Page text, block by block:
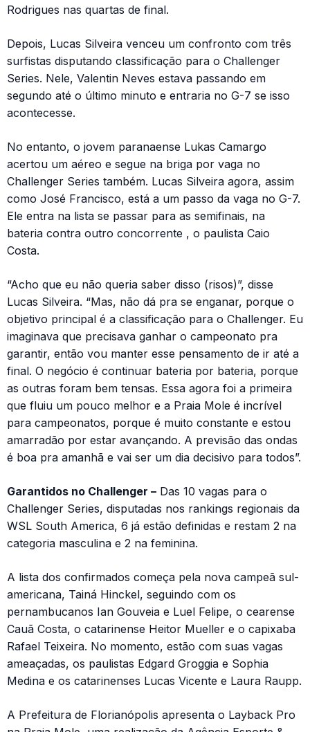
Rodrigues nas quartas de final.
Depois, Lucas Silveira venceu um confronto com três
surfistas disputando classificação para o Challenger
Series. Nele, Valentin Neves estava passando em
segundo até o último minuto e entraria no G-7 se isso
acontecesse.
No entanto, o jovem paranaense Lukas Camargo
acertou um aéreo e segue na briga por vaga no
Challenger Series também. Lucas Silveira agora, assim
como José Francisco, está a um passo da vaga no G-7.
Ele entra na lista se passar para as semifinais, na
bateria contra outro concorrente , o paulista Caio
Costa.
“Acho que eu não queria saber disso (risos)”, disse
Lucas Silveira. “Mas, não dá pra se enganar, porque o
objetivo principal é a classificação para o Challenger. Eu
imaginava que precisava ganhar o campeonato pra
garantir, então vou manter esse pensamento de ir até a
final. O negócio é continuar bateria por bateria, porque
as outras foram bem tensas. Essa agora foi a primeira
que fluiu um pouco melhor e a Praia Mole é incrível
para campeonatos, porque é muito constante e estou
amarradão por estar avançando. A previsão das ondas
é boa pra amanhã e vai ser um dia decisivo para todos”.
Garantidos no Challenger – Das 10 vagas para o
Challenger Series, disputadas nos rankings regionais da
WSL South America, 6 já estão definidas e restam 2 na
categoria masculina e 2 na feminina.
A lista dos confirmados começa pela nova campeã sul-
americana, Tainá Hinckel, seguindo com os
pernambucanos Ian Gouveia e Luel Felipe, o cearense
Cauã Costa, o catarinense Heitor Mueller e o capixaba
Rafael Teixeira. No momento, estão com suas vagas
ameaçadas, os paulistas Edgard Groggia e Sophia
Medina e os catarinenses Lucas Vicente e Laura Raupp.
A Prefeitura de Florianópolis apresenta o Layback Pro